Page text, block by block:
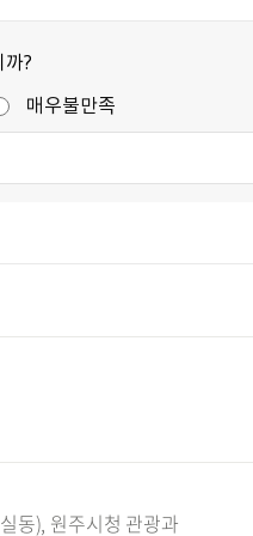
?
매우불만족
동), 원주시청 관광과